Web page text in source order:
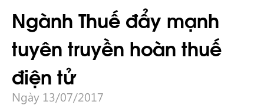
Ngành Thuế đẩy mạnh
tuyên truyền hoàn thuế
điện tử
Ngày 13/07/2017